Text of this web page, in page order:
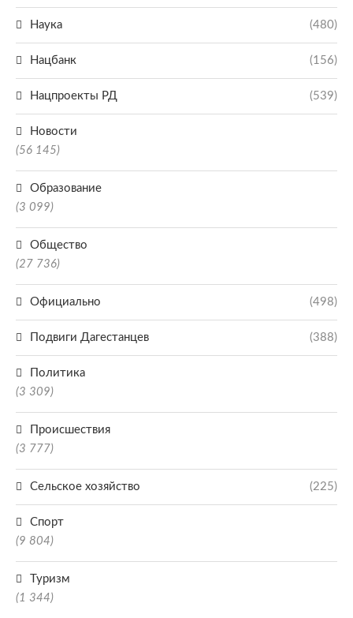
Наука (480)
Нацбанк (156)
Нацпроекты РД (539)
Новости
(56 145)
Образование
(3 099)
Общество
(27 736)
Официально (498)
Подвиги Дагестанцев (388)
Политика
(3 309)
Происшествия
(3 777)
Сельское хозяйство (225)
Спорт
(9 804)
Туризм
(1 344)